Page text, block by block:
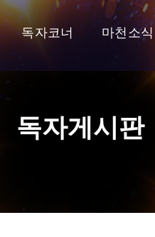
독자코너 마천소식
독자게시판